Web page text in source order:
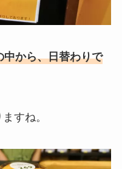
から、日替わりで
すね。